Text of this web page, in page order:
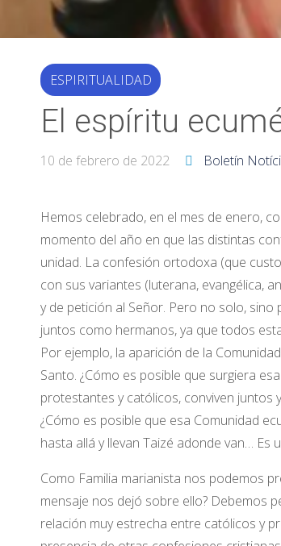
ESPIRITUALIDAD
El espíritu
10 de febrero de 2022 Boletín
Hemos celebrado, en el mes de enero,
momento del año en que las distintas
unidad. La confesión ortodoxa (que
con sus variantes (luterana, evangélica,
y de petición al Señor. Pero no solo,
juntos como hermanos, ya que todos
Por ejemplo, la aparición de la
Santo. ¿Cómo es posible que surgiera
protestantes y católicos, conviven juntos
¿Cómo es posible que esa Comunidad
hasta allá y llevan Taizé adonde van…
Como Familia marianista nos podemos
mensaje nos dejó sobre ello? Debemos
relación muy estrecha entre católicos y